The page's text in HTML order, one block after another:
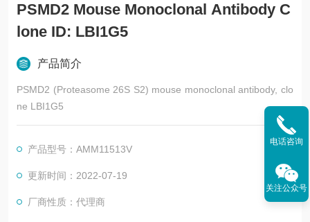
PSMD2 Mouse Monoclonal Antibody C
lone ID: LBI1G5
产品简介
PSMD2 (Proteasome 26S S2) mouse monoclonal antibody, clo
ne LBI1G5
产品型号：AMM11513V
更新时间：2022-07-19
厂商性质：代理商
电话咨询
关注公众号